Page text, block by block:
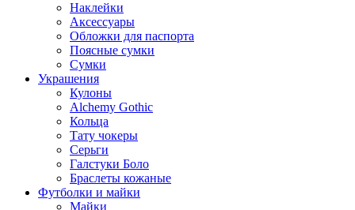
Наклейки
Аксессуары
Обложки для паспорта
Поясные сумки
Сумки
Украшения
Кулоны
Alchemy Gothic
Кольца
Тату чокеры
Серьги
Галстуки Боло
Браслеты кожаные
Футболки и майки
Майки